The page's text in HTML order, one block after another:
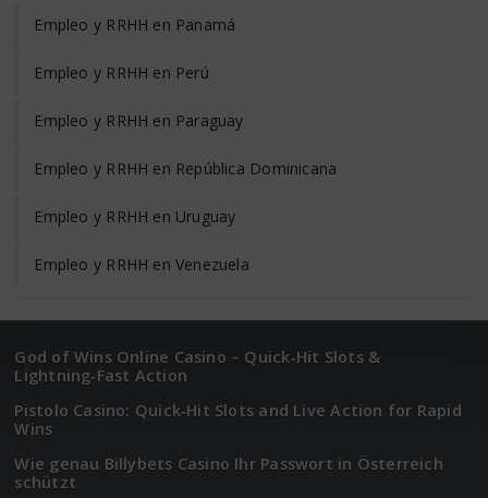
Empleo y RRHH en Panamá
Empleo y RRHH en Perú
Empleo y RRHH en Paraguay
Empleo y RRHH en República Dominicana
Empleo y RRHH en Uruguay
Empleo y RRHH en Venezuela
God of Wins Online Casino – Quick‑Hit Slots &
Lightning‑Fast Action
Pistolo Casino: Quick‑Hit Slots and Live Action for Rapid
Wins
Wie genau Billybets Casino Ihr Passwort in Österreich
schützt